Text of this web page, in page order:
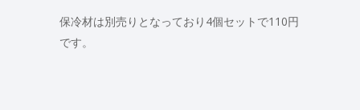
保冷材は別売りとなっており4個セットで110円
です。